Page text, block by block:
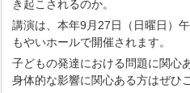
き起こされるのか。
講演は、本年9月27日（日曜日）
もやいホールで開催されます。
子どもの発達における問題に関心
身体的な影響に関心ある方はぜひ